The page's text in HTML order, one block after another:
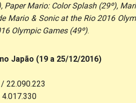
Paper Mario: Color Splash (29º),
Mario & Sonic at the Rio 2016
Olympic Games (49º).
Japão (19 a 25/12/2016)
22.090.223